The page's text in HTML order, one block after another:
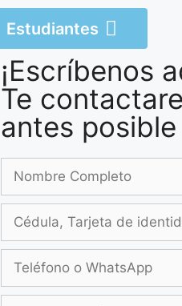
Estudiantes
¡Escríbenos
Te
antes posible